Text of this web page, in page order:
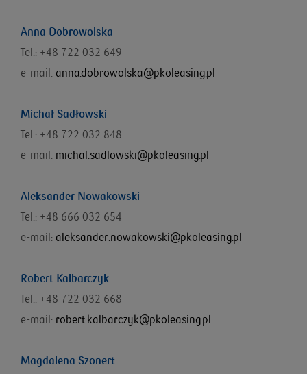
Anna Dobrowolska
Tel.: +48 722 032 649
e-mail: anna.dobrowolska@pkoleasing.pl
Michał Sadłowski
Tel.: +48 722 032 848
e-mail: michal.sadlowski@pkoleasing.pl
Aleksander Nowakowski
Tel.: +48 666 032 654
e-mail: aleksander.nowakowski@pkoleasing.pl
Robert Kalbarczyk
Tel.: +48 722 032 668
e-mail: robert.kalbarczyk@pkoleasing.pl
Magdalena Szonert